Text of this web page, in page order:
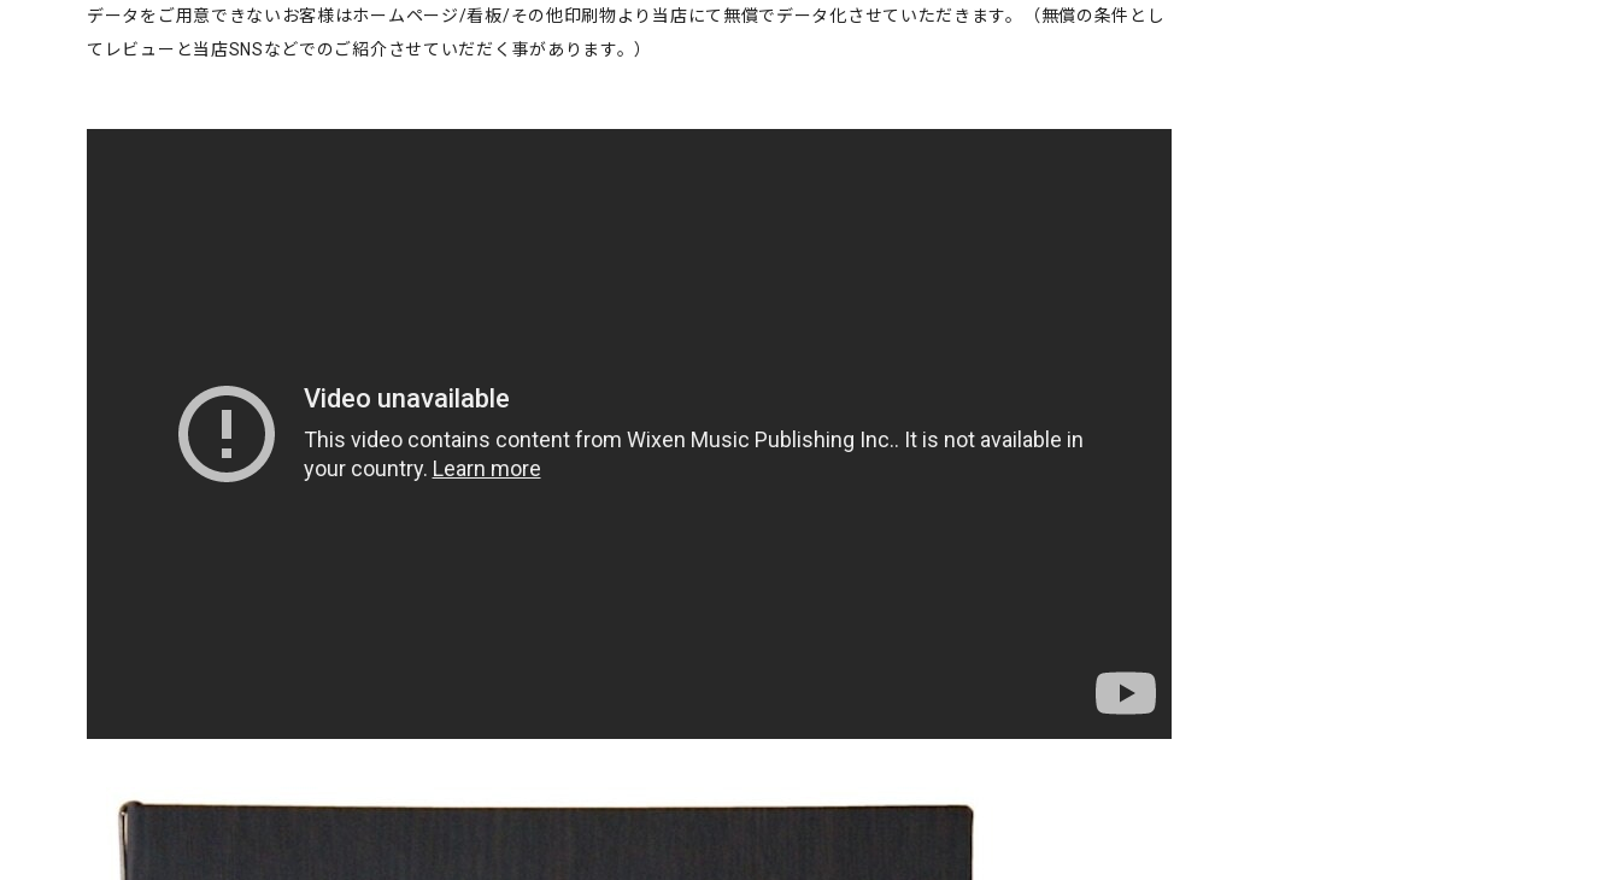
データをご用意できないお客様はホームページ/看板/その他印刷物より当店にて無償でデータ化させていただきます。（無償の条件とし
てレビューと当店SNSなどでのご紹介させていだだく事があります。）